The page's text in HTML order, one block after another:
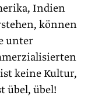
Indien
können
unter
keine Kultur,
übel, übel!